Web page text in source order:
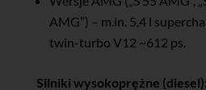
AMG”) – m.in. 5,4 l
twin-turbo V12 ~612 ps.
Silniki wysokoprężne (diesel):